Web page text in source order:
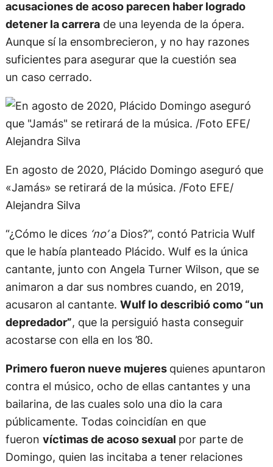
acusaciones de acoso parecen haber logrado
detener la carrerade una leyenda de la ópera.
Aunque sí la ensombrecieron, y no hay razones
suficientes para asegurar que la cuestión sea
un caso cerrado.
En agosto de 2020, Plácido Domingo aseguró que
«Jamás» se retirará de la música. /Foto EFE/
Alejandra Silva
“¿Cómo le dices ‘no’a Dios?”, contó Patricia Wulf
que le había planteado Plácido. Wulf es la única
cantante, junto con Angela Turner Wilson, que se
animaron a dar sus nombres cuando, en 2019,
acusaron al cantante. Wulf lo describió como “un
depredador”, que la persiguió hasta conseguir
acostarse con ella en los ’80.
Primero fueron nueve mujeres quienes apuntaron
contra el músico, ocho de ellas cantantes y una
bailarina, de las cuales solo una dio la cara
públicamente. Todas coincidían en que
fueron víctimas de acoso sexual por parte de
Domingo, quien las incitaba a tener relaciones